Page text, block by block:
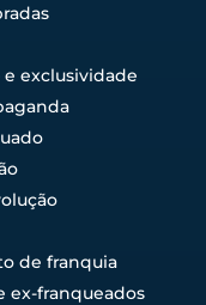
exclusividade
de franquia
ex-franqueados